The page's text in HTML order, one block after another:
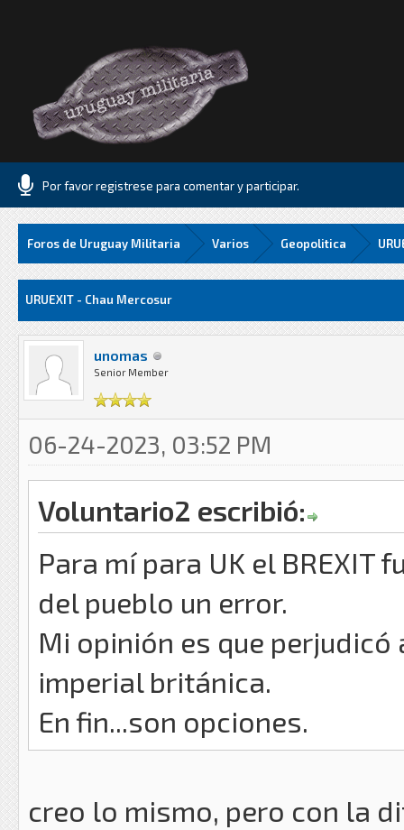
Por favor registrese para comentar y participar.
Foros de Uruguay Militaria Varios Geopolitica
URUEXIT - Chau Mercosur
unomas
Senior Member
06-24-2023, 03:52 PM
Voluntario2 escribió:
Para mí para UK el BREXIT
del pueblo un error.
Mi opinión es que
imperial británica.
En fin...son opciones.
creo lo mismo, pero con la